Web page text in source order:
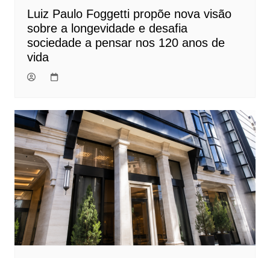
Luiz Paulo Foggetti propõe nova visão
sobre a longevidade e desafia
sociedade a pensar nos 120 anos de
vida